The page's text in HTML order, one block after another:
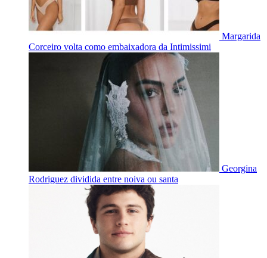
Margarida
Corceiro volta como embaixadora da Intimissimi
Georgina
Rodriguez dividida entre noiva ou santa